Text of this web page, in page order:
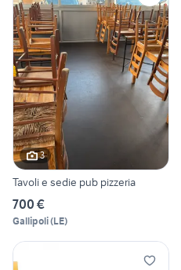
3
Tavoli e sedie pub pizzeria
700 €
Gallipoli(LE)